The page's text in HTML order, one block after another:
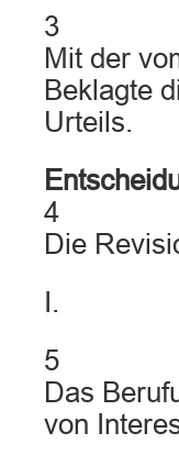
3
Mit der
Beklagte
Urteils.
4
Die
I.
5
Das
von